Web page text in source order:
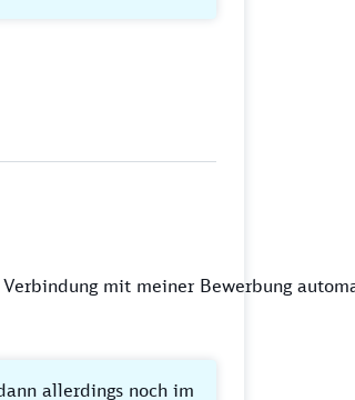
mit meiner Bewerbung
allerdings noch im